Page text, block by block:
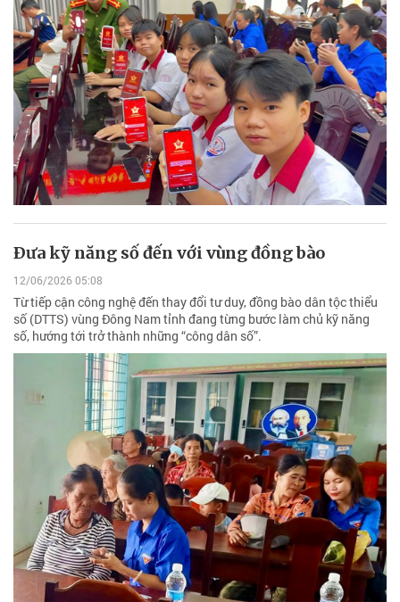
Ðưa kỹ năng số đến với vùng đồng bào
12/06/2026 05:08
Từ tiếp cận công nghệ đến thay đổi tư duy, đồng bào dân tộc thiểu
số (DTTS) vùng Đông Nam tỉnh đang từng bước làm chủ kỹ năng
số, hướng tới trở thành những “công dân số”.